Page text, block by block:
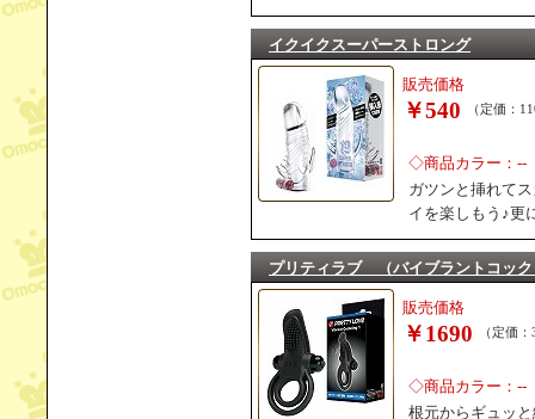
イクイクスーパーストロング
販売価格
￥540 （定価：
◇商品カラー：--
ガツンと挿れて
イを楽しもう♪更
プリティラブ （バイブラントコッ
販売価格
￥1690 （定価
◇商品カラー：--
根元からギュッ